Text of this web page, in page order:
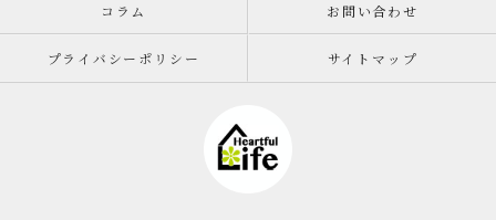
コラム お問い合わせ
プライバシーポリシー サイトマップ